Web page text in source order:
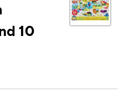
10